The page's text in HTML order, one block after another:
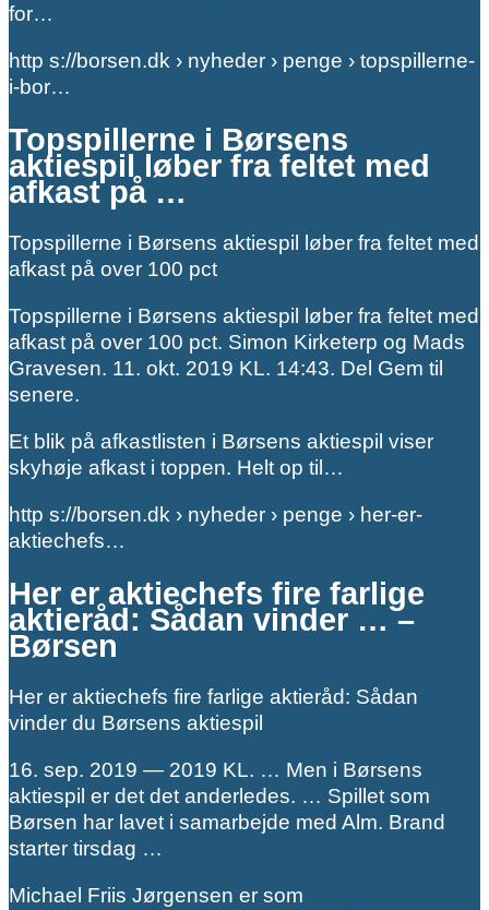
for…
http s://borsen.dk › nyheder › penge › topspillerne-
i-bor…
Topspillerne i Børsens
aktiespil løber fra feltet med
afkast på …
Topspillerne i Børsens aktiespil løber fra feltet med
afkast på over 100 pct
Topspillerne i Børsens aktiespil løber fra feltet med
afkast på over 100 pct. Simon Kirketerp og Mads
Gravesen. 11. okt. 2019 KL. 14:43. Del Gem til
senere.
Et blik på afkastlisten i Børsens aktiespil viser
skyhøje afkast i toppen. Helt op til…
http s://borsen.dk › nyheder › penge › her-er-
aktiechefs…
Her er aktiechefs fire farlige
aktieråd: Sådan vinder … –
Børsen
Her er aktiechefs fire farlige aktieråd: Sådan
vinder du Børsens aktiespil
16. sep. 2019 — 2019 KL. … Men i Børsens
aktiespil er det det anderledes. … Spillet som
Børsen har lavet i samarbejde med Alm. Brand
starter tirsdag …
Michael Friis Jørgensen er som